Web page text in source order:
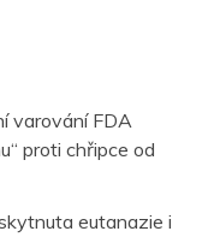
varování FDA
proti chřipce od
eutanazie i